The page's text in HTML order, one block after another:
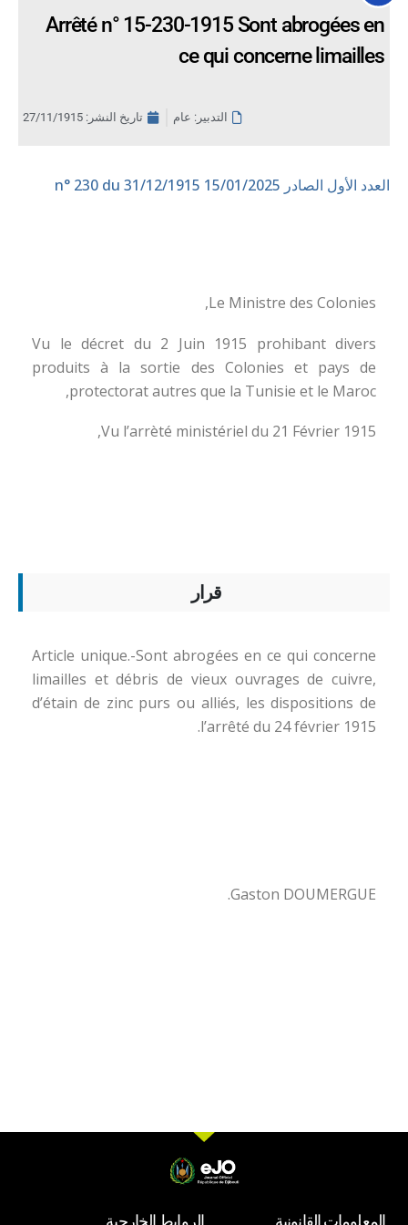
Arrêté n° 15-230-1915 Sont abrogées en
ce qui concerne limailles
التدبير: عام تاريخ النشر: 27/11/1915
العدد الأول الصادر 15/01/2025
Le Ministre des Colonies,
Vu le décret du 2 Juin 1915 prohibant divers
produits à la sortie des Colonies et pays de
protectorat autres que la Tunisie et le Maroc,
Vu l’arrèté ministériel du 21 Février 1915,
قرار
Article unique.-Sont abrogées en ce qui concerne
limailles et débris de vieux ouvrages de cuivre,
d’étain de zinc purs ou alliés, les dispositions de
l’arrêté du 24 février 1915.
Gaston DOUMERGUE.
المعلومات القانونية الروابط الخارجية